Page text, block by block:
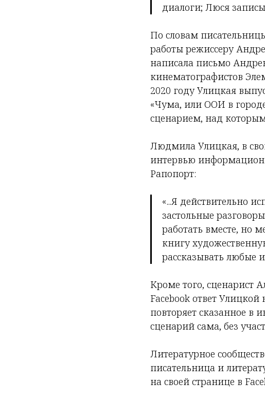
диалоги; Люся
По словам
работы режиссеру
написала письмо
кинематографистов
2020 году Улицкая
«Чума, или ООИ в
сценарием, над
Людмила Улицкая, в
интервью
Рапопорт:
«...Я действительно
застольные
работать вместе, но
книгу
рассказывать любые
Кроме того, сценарист
Facebook ответ
повторяет сказанное в
сценарий сама, без
Литературное
писательница и
на своей странице в